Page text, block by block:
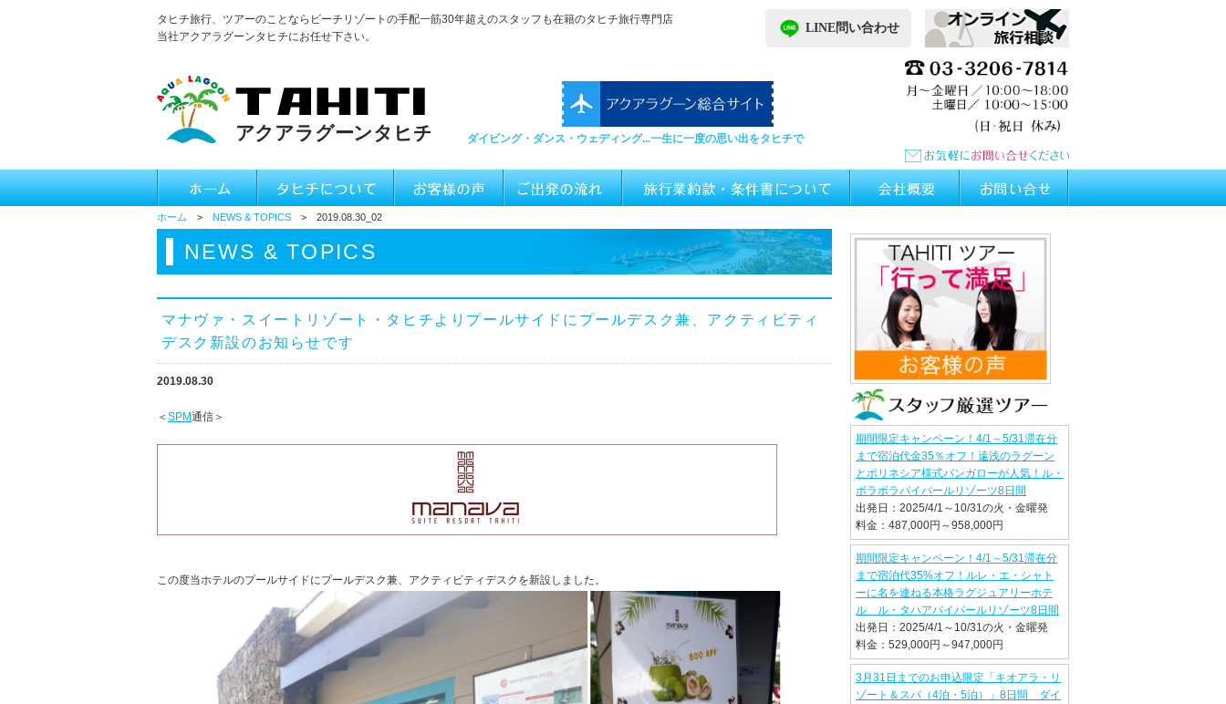
タヒチ旅行、ツアーのことならビーチリゾートの手配一筋30年超えのスタッフも在籍のタヒチ旅行専門店
当社アクアラグーンタヒチにお任せ下さい。
LINE問い合わせ
ダイビング・ダンス・ウェディング...一生に一度の思い出をタヒチで
ホーム > NEWS & TOPICS > 2019.08.30_02
NEWS & TOPICS
マナヴァ・スイートリゾート・タヒチよりプールサイドにプールデスク兼、アクティビティ
デスク新設のお知らせです
2019.08.30
＜ SPM通信＞
この度当ホテルのプールサイドにプールデスク兼、アクティビティデスクを新設しました。
期間限定キャンペーン！4/1～5/31滞在分
まで宿泊代金35％オフ！遠浅のラグーン
とポリネシア様式バンガローが人気！ル・
ボラボラバイパールリゾーツ8日間
出発日：2025/4/1～10/31の火・金曜発
料金：487,000円～958,000円
期間限定キャンペーン！4/1～5/31滞在分
まで宿泊代35%オフ！ルレ・エ・シャト
ーに名を連ねる本格ラグジュアリーホテ
ル ル・タハアバイパールリゾーツ8日間
出発日：2025/4/1～10/31の火・金曜発
料金：529,000円～947,000円
3月31日までのお申込限定「キオアラ・リ
ゾート＆スパ（4泊・5泊）」8日間 ダイ